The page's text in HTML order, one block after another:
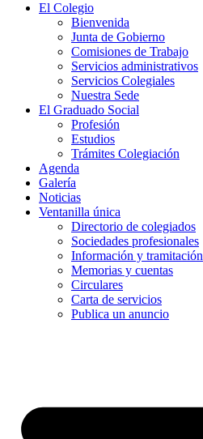
El Colegio
Bienvenida
Junta de Gobierno
Comisiones de Trabajo
Servicios administrativos
Servicios Colegiales
Nuestra Sede
El Graduado Social
Profesión
Estudios
Trámites Colegiación
Agenda
Galería
Noticias
Ventanilla única
Directorio de colegiados
Sociedades profesionales
Información y tramitación
Memorias y cuentas
Circulares
Carta de servicios
Publica un anuncio